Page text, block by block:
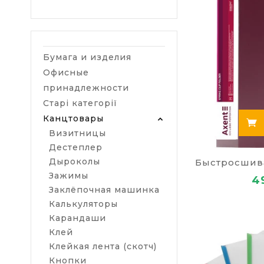
Бумага и изделия
Офисные
принадлежности
Старі категорії
Канцтовары
Визитницы
Дестеплер
Дыроколы
Зажимы
Заклёпочная машинка
Калькуляторы
Карандаши
Клей
Клейкая лента (скотч)
Кнопки
Папки с
Папки
Папки
Предлагаем
Axent.
поместить в
Папки
пополам.
молнии,